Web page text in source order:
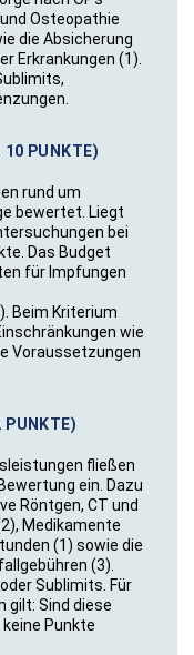
Osteopathie
die Absicherung
Erkrankungen (1).
10 PUNKTE)
rund um
bewertet. Liegt
bei
Das Budget
für Impfungen
Beim Kriter­ium
wie
Voraussetzungen
PUNKTE)
fließen
ein. Dazu
Röntgen, CT und
Medikamente
(1) sowie die
(3).
Sublimits. Für
gilt: Sind diese
Punkte